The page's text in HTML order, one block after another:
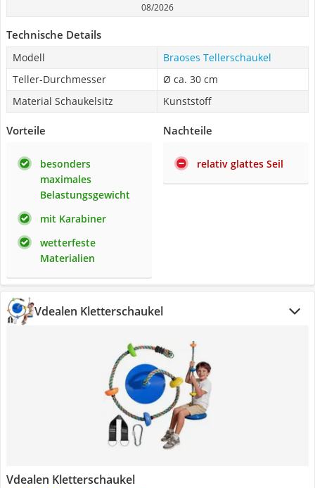
08/2026
Technische Details
Modell
Braoses Tellerschaukel
Teller-Durchmesser
Ø ca. 30 cm
Material Schaukelsitz
Kunststoff
Vorteile
besonders
maximales
Belastungsgewicht
mit Karabiner
wetterfeste
Materialien
Nachteile
relativ glattes Seil
Vdealen Kletterschaukel
Vdealen Kletterschaukel